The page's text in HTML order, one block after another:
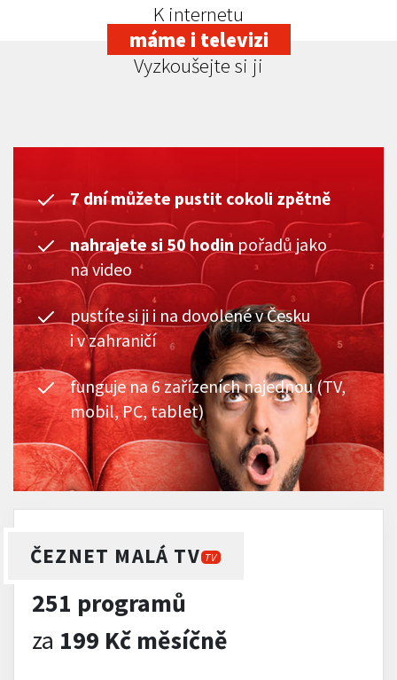
K internetu
máme i televizi
Vyzkoušejte si ji
7 dní můžete pustit cokoli zpětně
nahrajete si 50 hodin pořadů jako
na video
pustíte si ji i na dovolené v Česku
i v zahraničí
funguje na 6 zařízeních najednou (TV,
mobil, PC, tablet)
ČEZNET MALÁ TV TV
251 programů
za 199 Kč měsíčně